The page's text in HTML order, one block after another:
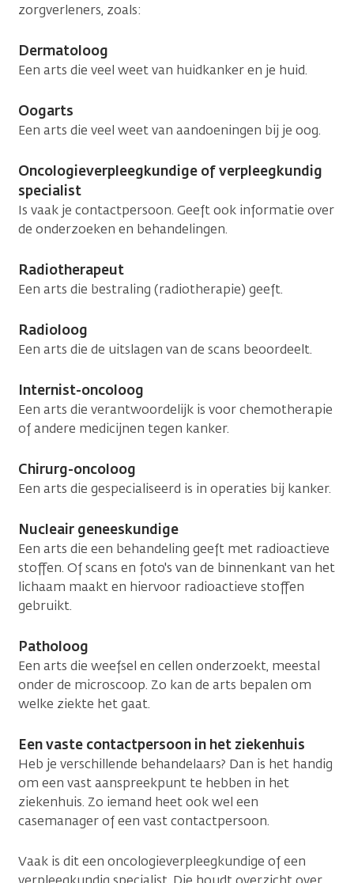
zorgverleners, zoals:
Dermatoloog
Een arts die veel weet van huidkanker en je huid.
Oogarts
Een arts die veel weet van aandoeningen bij je oog.
Oncologieverpleegkundige of verpleegkundig
specialist
Is vaak je contactpersoon. Geeft ook informatie over
de onderzoeken en behandelingen.
Radiotherapeut
Een arts die bestraling (radiotherapie) geeft.
Radioloog
Een arts die de uitslagen van de scans beoordeelt.
Internist-oncoloog
Een arts die verantwoordelijk is voor chemotherapie
of andere medicijnen tegen kanker.
Chirurg-oncoloog
Een arts die gespecialiseerd is in operaties bij kanker.
Nucleair geneeskundige
Een arts die een behandeling geeft met radioactieve
stoffen. Of scans en foto's van de binnenkant van het
lichaam maakt en hiervoor radioactieve stoffen
gebruikt.
Patholoog
Een arts die weefsel en cellen onderzoekt, meestal
onder de microscoop. Zo kan de arts bepalen om
welke ziekte het gaat.
Een vaste contactpersoon in het ziekenhuis
Heb je verschillende behandelaars? Dan is het handig
om een vast aanspreekpunt te hebben in het
ziekenhuis. Zo iemand heet ook wel een
casemanager of een vast contactpersoon.
Vaak is dit een oncologieverpleegkundige of een